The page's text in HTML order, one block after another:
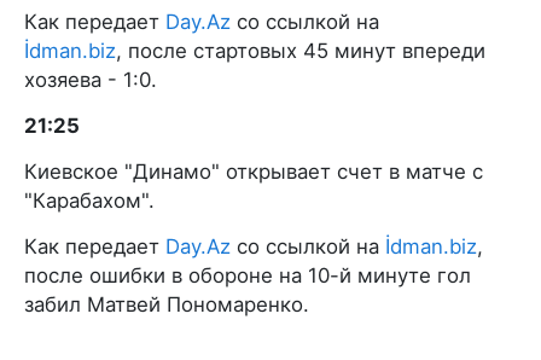
Как передает Day.Az со ссылкой на
İdman.biz, после стартовых 45 минут впереди
хозяева - 1:0.
21:25
Киевское "Динамо" открывает счет в матче с
"Карабахом".
Как передает Day.Az со ссылкой на İdman.biz,
после ошибки в обороне на 10-й минуте гол
забил Матвей Пономаренко.